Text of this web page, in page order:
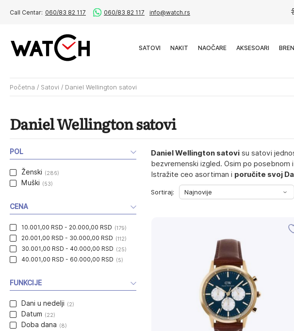
Call Centar: 060/83 82 117 060/83 82 117 info@watch.rs
SATOVI NAKIT NAOČARE AKSESOARI
Početna / Satovi / Daniel Wellington satovi
Daniel Wellington satovi
Daniel Wellington satovisu satovi
bezvremenski izgled. Osim po posebnom
Istražite ceo asortiman i poručite svoj
Sortiraj:
POL
Ženski (286)
Muški (53)
CENA
10.001,00 RSD - 20.000,00 RSD (179)
20.001,00 RSD - 30.000,00 RSD (112)
30.001,00 RSD - 40.000,00 RSD (25)
40.001,00 RSD - 60.000,00 RSD (5)
FUNKCIJE
Dani u nedelji (2)
Datum (22)
Doba dana (8)